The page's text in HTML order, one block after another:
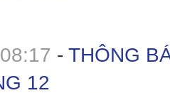
- THÔNG
12